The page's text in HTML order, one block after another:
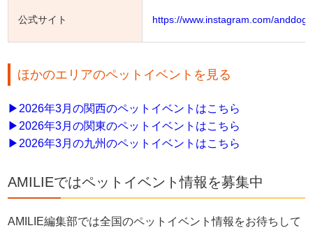
公式サイト https://www.instagram.com/
ほかのエリアのペットイベントを見る
▶︎2026年3月の関西のペットイベントはこちら
▶︎2026年3月の関東のペットイベントはこちら
▶︎2026年3月の九州のペットイベントはこちら
AMILIEではペットイベント情報を募集中
AMILIE編集部では全国のペットイベント情報をお待ちして